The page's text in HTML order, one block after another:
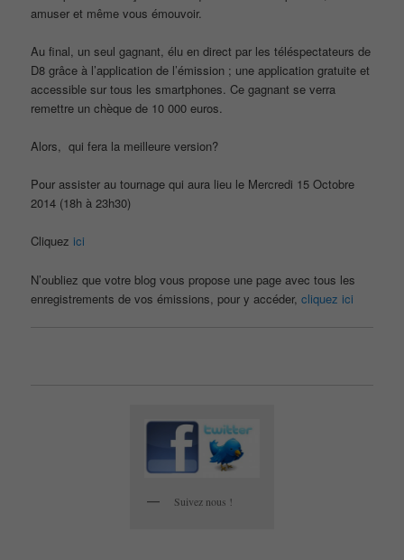
amuser et même vous émouvoir.
Au final, un seul gagnant, élu en direct par les téléspectateurs de
D8 grâce à l’application de l’émission ; une application gratuite et
accessible sur tous les smartphones. Ce gagnant se verra
remettre un chèque de 10 000 euros.
Alors, qui fera la meilleure version?
Pour assister au tournage qui aura lieu le Mercredi 15 Octobre
2014 (18h à 23h30)
Cliquez ici
N’oubliez que votre blog vous propose une page avec tous les
enregistrements de vos émissions, pour y accéder,cliquez ici
Suivez nous !